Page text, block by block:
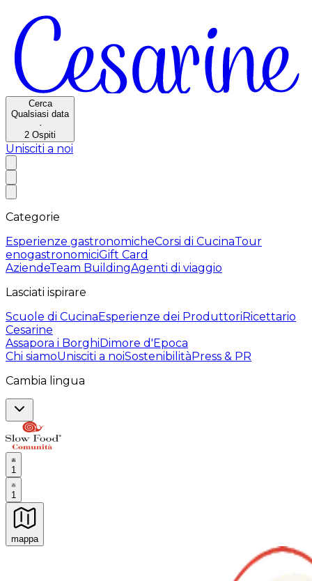
Cerca
Qualsiasi data
·
2 Ospiti
Unisciti a noi
Categorie
Esperienze gastronomicheCorsi di CucinaTour
enogastronomiciGift Card
AziendeTeam BuildingAgenti di viaggio
Lasciati ispirare
Scuole di CucinaEsperienze dei ProduttoriRicettario
Cesarine
Assapora i BorghiDimore d'Epoca
Chi siamoUnisciti a noiSostenibilitàPress & PR
Cambia lingua
1
1
mappa
Esperienze culinarie indimenticabili: Esperienze